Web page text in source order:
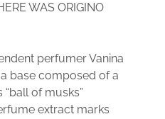
WAS ORIGINO
perfumer Vanina
base composed of a
of musks”
extract marks